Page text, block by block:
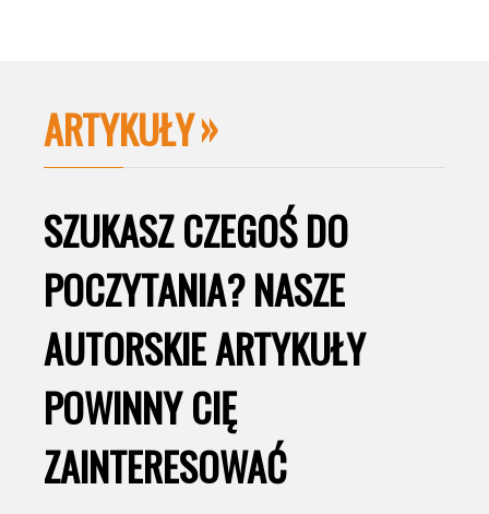
ARTYKUŁY
SZUKASZ CZEGOŚ DO
POCZYTANIA? NASZE
AUTORSKIE ARTYKUŁY
POWINNY CIĘ
ZAINTERESOWAĆ